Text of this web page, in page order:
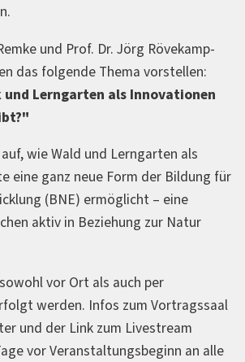
und Prof. Dr. Jörg Rövekamp-
das folgende Thema vorstellen:
Lerngarten als Innovationen
wie Wald und Lerngarten als
eine ganz neue Form der Bildung für
(BNE) ermöglicht – eine
aktiv in Beziehung zur Natur
vor Ort als auch per
werden. Infos zum Vortragssaal
und der Link zum Livestream
vor Veranstaltungsbeginn an alle